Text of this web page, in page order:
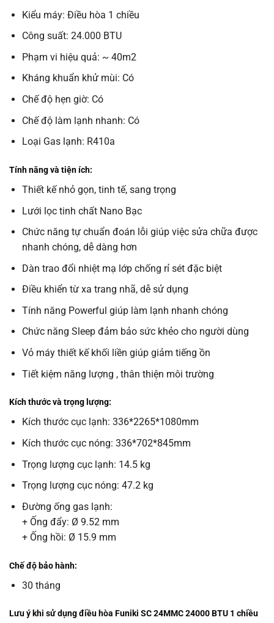
Kiểu máy: Điều hòa 1 chiều
Công suất: 24.000 BTU
Phạm vi hiệu quả: ~ 40m2
Kháng khuẩn khử mùi: Có
Chế độ hẹn giờ: Có
Chế độ làm lạnh nhanh: Có
Loại Gas lạnh: R410a
Tính năng và tiện ích:
Thiết kế nhỏ gọn, tinh tế, sang trọng
Lưới lọc tinh chất Nano Bạc
Chức năng tự chuẩn đoán lỗi giúp việc sửa chữa được
nhanh chóng, dễ dàng hơn
Dàn trao đổi nhiệt mạ lớp chống rỉ sét đặc biệt
Điều khiển từ xa trang nhã, dễ sử dụng
Tính năng Powerful giúp làm lạnh nhanh chóng
Chức năng Sleep đảm bảo sức khẻo cho người dùng
Vỏ máy thiết kế khối liền giúp giảm tiếng ồn
Tiết kiệm năng lượng , thân thiện môi trường
Kích thước và trọng lượng:
Kích thước cục lạnh: 336*2265*1080mm
Kích thước cục nóng: 336*702*845mm
Trọng lượng cục lạnh: 14.5 kg
Trọng lượng cục nóng: 47.2 kg
Đường ống gas lạnh:
+ Ống đẩy: Ø 9.52 mm
+ Ống hồi: Ø 15.9 mm
Chế độ bảo hành:
30 tháng
Lưu ý khi sử dụng điều hòa Funiki SC 24MMC 24000 BTU 1 chiều